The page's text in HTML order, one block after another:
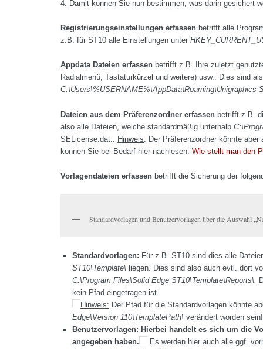
4. Damit können Sie nun bestimmen, was darin gesichert
Registrierungseinstellungen erfassen betrifft alle
z.B. für ST10 alle Einstellungen unter
Appdata Dateien erfassen betrifft z.B. Ihre zuletzt
Radialmenü, Tastaturkürzel und weitere) usw.. Dies sind
C:\Users\%USERNAME%\AppData\Roaming\Unigraphics
Dateien aus dem Präferenzordner erfassen betrifft z.B.
also alle Dateien, welche standardmäßig unterhalb
SELicense.dat.. Hinweis: Der Präferenzordner könnte
können Sie bei Bedarf hier nachlesen:Wie stellt man den
Vorlagendateien erfassen betrifft die Sicherung der
Standardvorlagen und Benutzervorlagen über die Auswahl
Standardvorlagen: Für z.B. ST10 sind dies alle
ST10\Template\ liegen. Dies sind also auch evtl. dort
C:\Program Files\Solid Edge ST10\Template\Reports\.
kein Pfad eingetragen ist.
Hinweis: Der Pfad für die Standardvorlagen könnte
Edge\Version 110\TemplatePath\ verändert worden sein!
Benutzervorlagen: Hierbei handelt es sich um die
angegeben haben.
Es werden hier auch alle ggf.